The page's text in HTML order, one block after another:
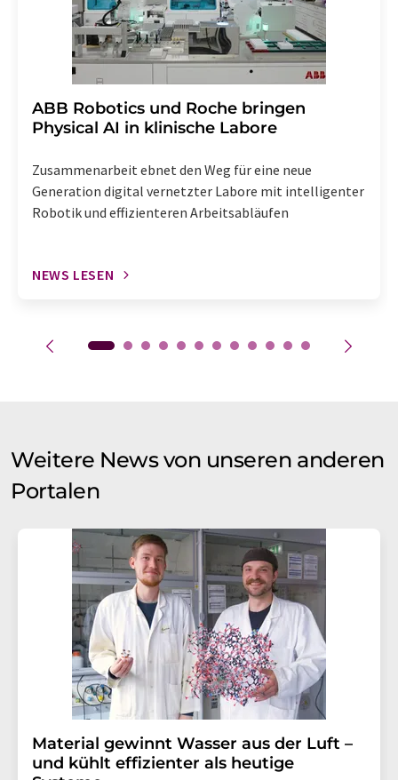
​​​​​​​ABB Robotics und Roche bringen
Physical AI in klinische Labore
Zusammenarbeit ebnet den Weg für eine neue
Generation digital vernetzter Labore mit intelligenter
Robotik und effizienteren Arbeitsabläufen
NEWS LESEN
Weitere News von unseren anderen
Portalen
Material gewinnt Wasser aus der Luft –
und kühlt effizienter als heutige